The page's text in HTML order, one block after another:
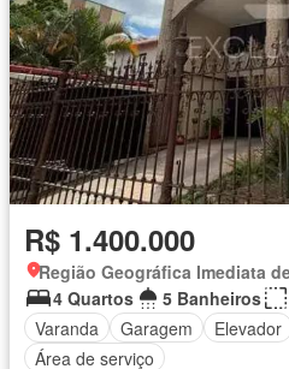
R$ 1.400.000
4 Quartos
5 Banheiros
Varanda
Garagem Elevador
Área de serviço